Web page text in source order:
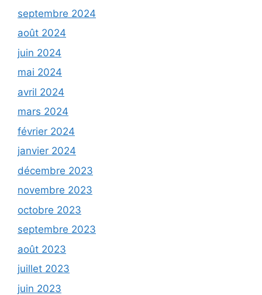
septembre 2024
août 2024
juin 2024
mai 2024
avril 2024
mars 2024
février 2024
janvier 2024
décembre 2023
novembre 2023
octobre 2023
septembre 2023
août 2023
juillet 2023
juin 2023